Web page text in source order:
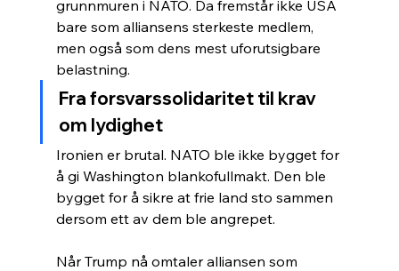
grunnmuren i NATO. Da fremstår ikke USA
bare som alliansens sterkeste medlem,
men også som dens mest uforutsigbare
belastning.
Fra forsvarssolidaritet til krav
om lydighet
Ironien er brutal. NATO ble ikke bygget for
å gi Washington blankofullmakt. Den ble
bygget for å sikre at frie land sto sammen
dersom ett av dem ble angrepet.
Når Trump nå omtaler alliansen som